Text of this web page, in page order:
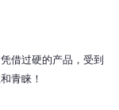
借过硬的产品，受到
青睐！